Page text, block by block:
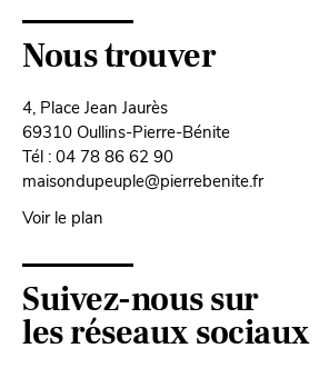
Nous trouver
4, Place Jean Jaurès
69310 Oullins-Pierre-Bénite
Tél : 04 78 86 62 90
maisondupeuple@pierrebenite.fr
Voir le plan
Suivez-nous sur
les réseaux sociaux